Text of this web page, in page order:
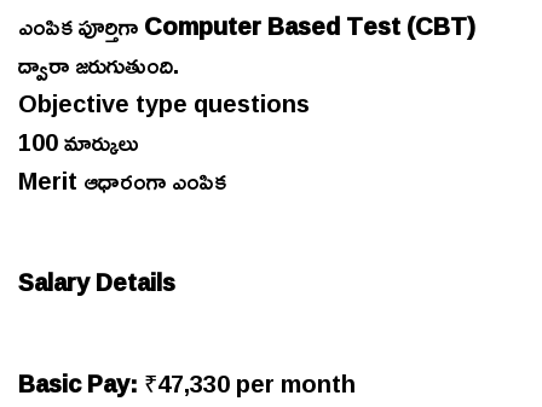
ఎంపిక పూర్తిగాComputer Based Test (CBT)
ద్వారా జరుగుతుంది.
Objective type questions
100 మార్కులు
Merit ఆధారంగా ఎంపిక
Salary Details
Basic Pay:₹47,330 per month